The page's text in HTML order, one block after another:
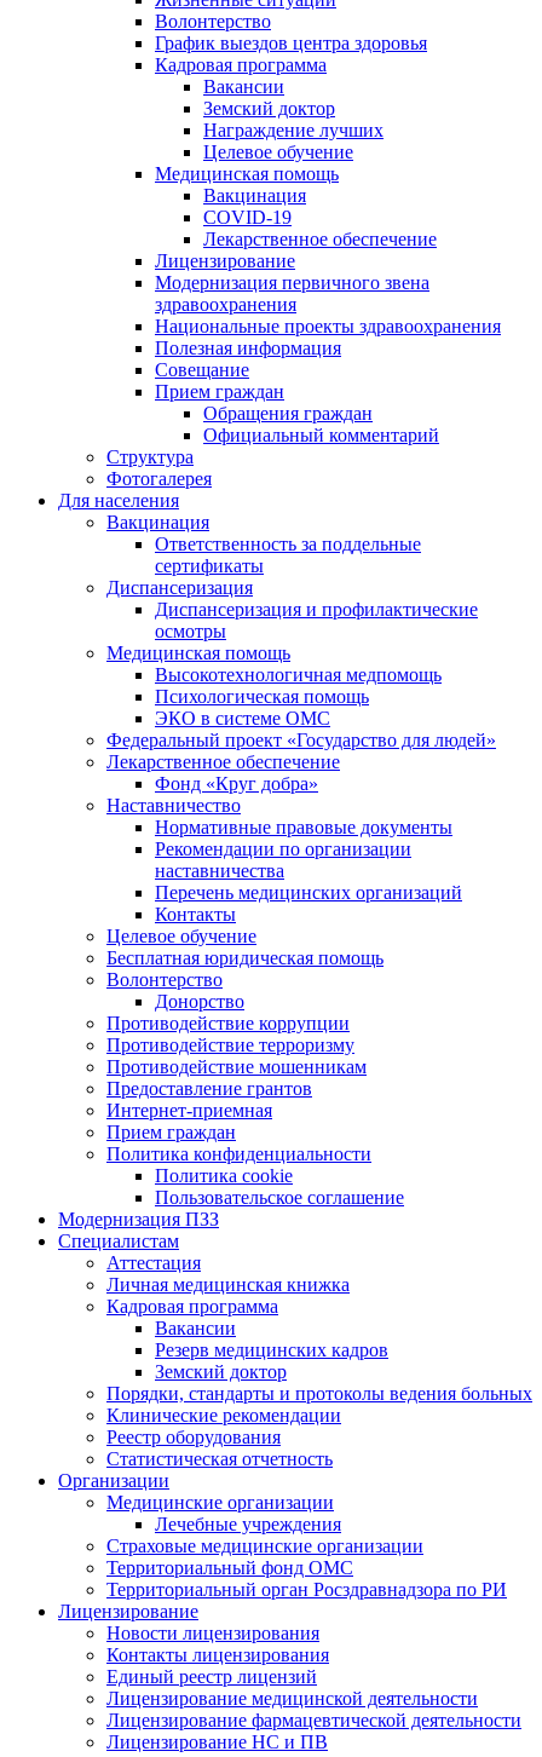
Волонтерство
График выездов центра здоровья
Кадровая программа
Вакансии
Земский доктор
Награждение лучших
Целевое обучение
Медицинская помощь
Вакцинация
COVID-19
Лекарственное обеспечение
Лицензирование
Модернизация первичного звена
здравоохранения
Национальные проекты здравоохранения
Полезная информация
Совещание
Прием граждан
Обращения граждан
Официальный комментарий
Структура
Фотогалерея
Для населения
Вакцинация
Ответственность за поддельные
сертификаты
Диспансеризация
Диспансеризация и профилактические
осмотры
Медицинская помощь
Высокотехнологичная медпомощь
Психологическая помощь
ЭКО в системе ОМС
Федеральный проект «Государство для людей»
Лекарственное обеспечение
Фонд «Круг добра»
Наставничество
Нормативные правовые документы
Рекомендации по организации
наставничества
Перечень медицинских организаций
Контакты
Целевое обучение
Бесплатная юридическая помощь
Волонтерство
Донорство
Противодействие коррупции
Противодействие терроризму
Противодействие мошенникам
Предоставление грантов
Интернет-приемная
Прием граждан
Политика конфиденциальности
Политика cookie
Пользовательское соглашение
Модернизация ПЗЗ
Специалистам
Аттестация
Личная медицинская книжка
Кадровая программа
Вакансии
Резерв медицинских кадров
Земский доктор
Порядки, стандарты и протоколы ведения больных
Клинические рекомендации
Реестр оборудования
Статистическая отчетность
Организации
Медицинские организации
Лечебные учреждения
Страховые медицинские организации
Территориальный фонд ОМС
Территориальный орган Росздравнадзора по РИ
Лицензирование
Новости лицензирования
Контакты лицензирования
Единый реестр лицензий
Лицензирование медицинской деятельности
Лицензирование фармацевтической деятельности
Лицензирование НС и ПВ